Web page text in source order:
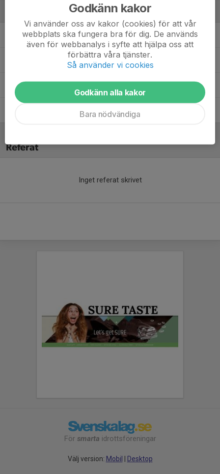
Christian BergströmAssisterande tränare
Henrik GustafssonAss. tränare
Tobias Lundgren Huvudtränare
Referat
Inget referat skrivet
För smarta idrottsföreningar
Välj version: Mobil Desktop
Godkänn kakor
Vi använder oss av kakor (cookies) för att vår
webbplats ska fungera bra för dig. De används
även för webbanalys i syfte att hjälpa oss att
förbättra våra tjänster.
Så använder vi cookies
Godkänn alla kakor
Bara nödvändiga